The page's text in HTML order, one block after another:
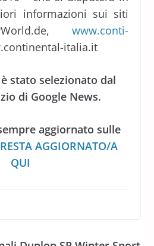
informazioni sui siti
www.conti-
italia.it
stato selezionato dal
di Google News.
aggiornato sulle
RESTA AGGIORNATO/A
QUI